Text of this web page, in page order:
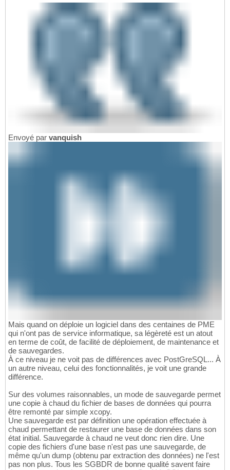
Envoyé par vanquish
Mais quand on déploie un logiciel dans des centaines de PME
qui n'ont pas de service informatique, sa légèreté est un atout
en terme de coût, de facilité de déploiement, de maintenance et
de sauvegardes.
À ce niveau je ne voit pas de différences avec PostGreSQL... À
un autre niveau, celui des fonctionnalités, je voit une grande
différence.
Sur des volumes raisonnables, un mode de sauvegarde permet
une copie à chaud du fichier de bases de données qui pourra
être remonté par simple xcopy.
Une sauvegarde est par définition une opération effectuée à
chaud permettant de restaurer une base de données dans son
état initial. Sauvegarde à chaud ne veut donc rien dire. Une
copie des fichiers d'une base n'est pas une sauvegarde, de
même qu'un dump (obtenu par extraction des données) ne l'est
pas non plus. Tous les SGBDR de bonne qualité savent faire